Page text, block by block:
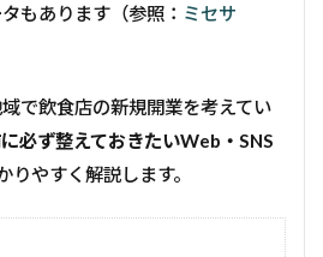
もあります（参照： ミセサ
で飲食店の新規開業を考えてい
必ず整えておきたいWeb・SNS
りやすく解説します。